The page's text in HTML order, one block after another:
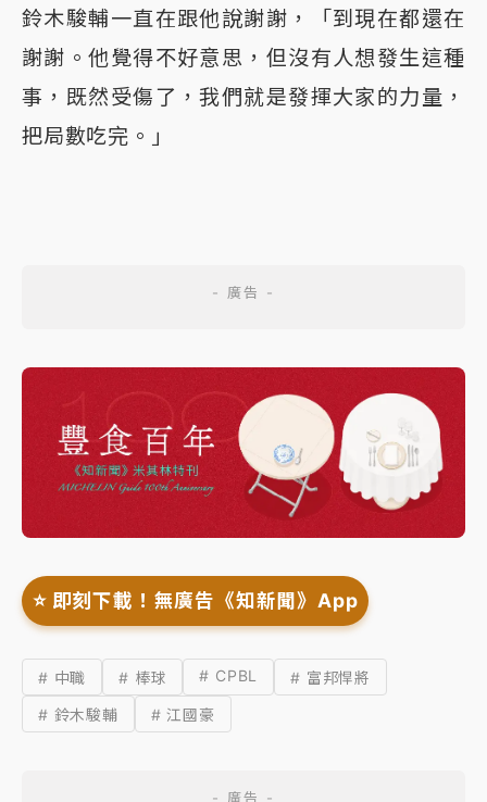
鈴木駿輔一直在跟他說謝謝，「到現在都還在
謝謝。他覺得不好意思，但沒有人想發生這種
事，既然受傷了，我們就是發揮大家的力量，
把局數吃完。」
⭐️ 即刻下載！無廣告《知新聞》App
# 中職 # 棒球 # CPBL
# 富邦悍將
# 鈴木駿輔
# 江國豪